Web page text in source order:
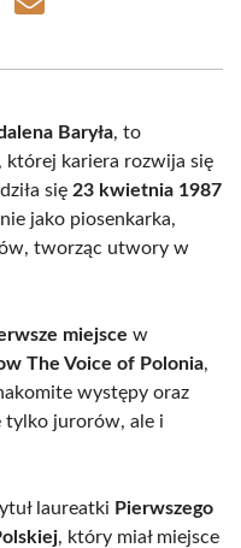
Share
Baryła, to
której kariera rozwija się
się 23 kwietnia 1987
jako piosenkarka,
tworząc utwory w
miejsce w
The Voice of Polonia,
występy oraz
tylko jurorów, ale i
laureatki Pierwszego
, który miał miejsce